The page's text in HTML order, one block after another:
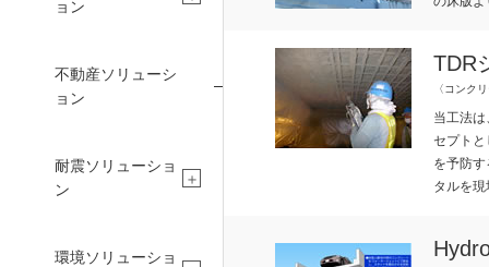
CONCIERGE
建設コンシェルジュ 採用情報
TDR
〈コンク
当工法
セプトと
を予防
タルを
ョン
不動産ソリューシ
ョン
耐震ソリューショ
ン
環境ソリューショ